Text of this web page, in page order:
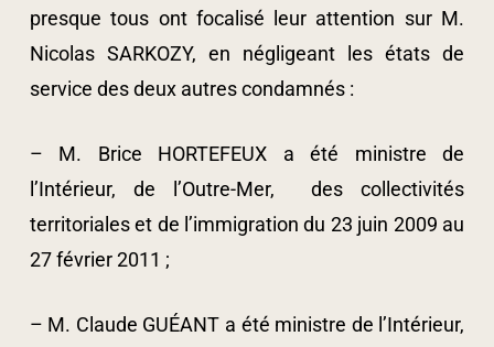
presque tous ont focalisé leur attention sur M.
Nicolas SARKOZY, en négligeant les états de
service des deux autres condamnés :
– M. Brice HORTEFEUX a été ministre de
l’Intérieur, de l’Outre-Mer, des collectivités
territoriales et de l’immigration du 23 juin 2009 au
27 février 2011 ;
– M. Claude GUÉANT a été ministre de l’Intérieur,